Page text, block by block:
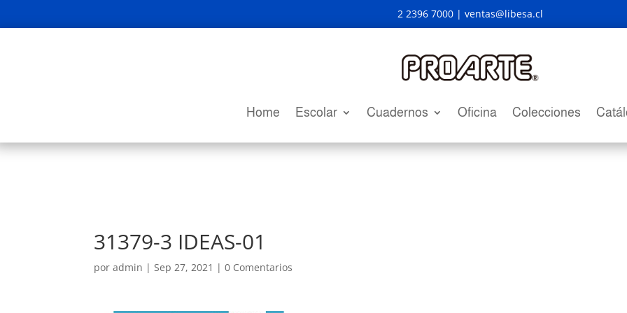
2 2396 7000 | ventas@libesa.cl
Home Escolar Cuadernos Oficina Colecciones
31379-3 IDEAS-01
poradmin | Sep 27, 2021 |0 Comentarios